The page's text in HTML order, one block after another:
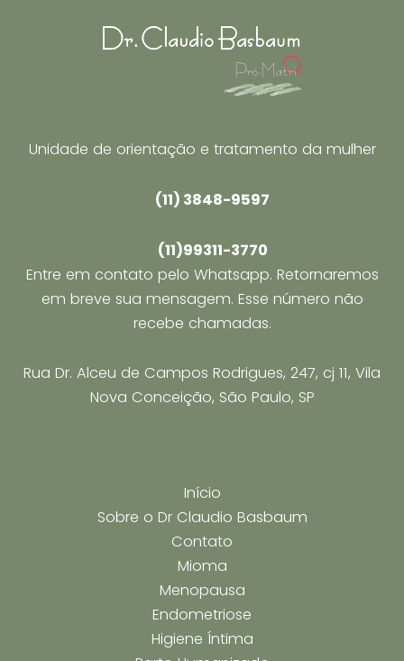
Unidade de orientação e tratamento da mulher
(11) 3848-9597
(11)99311-3770
Entre em contato pelo Whatsapp. Retornaremos
em breve sua mensagem. Esse número não
recebe chamadas.
Rua Dr. Alceu de Campos Rodrigues, 247, cj 11, Vila
Nova Conceição, São Paulo, SP
Início
Sobre o Dr Claudio Basbaum
Contato
Mioma
Menopausa
Endometriose
Higiene Íntima